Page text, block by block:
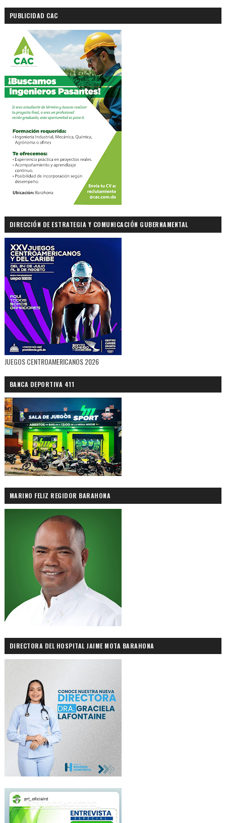
PUBLICIDAD CAC
DIRECCIÓN DE ESTRATEGIA Y COMUNICACIÓN GUBERNAMENTAL
JUEGOS CENTROAMERICANOS 2026
BANCA DEPORTIVA 411
MARINO FELIZ REGIDOR BARAHONA
DIRECTORA DEL HOSPITAL JAIME MOTA BARAHONA